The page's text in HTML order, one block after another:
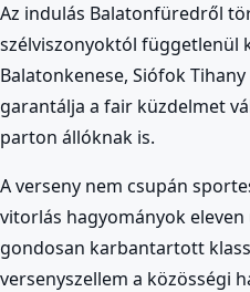
Az indulás Balatonfüredről
szélviszonyoktól függetlenül
Balatonkenese, Siófok
garantálja a fair küzdelmet
parton állóknak is.
A verseny nem csupán
vitorlás hagyományok
gondosan karbantartott
versenyszellem a közösségi